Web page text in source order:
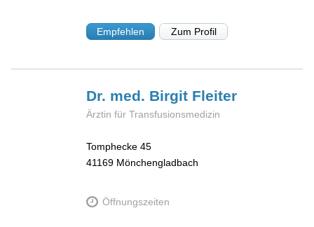
Empfehlen Zum Profil
Dr. med. Birgit Fleiter
Ärztin für Transfusionsmedizin
Tomphecke 45
41169 Mönchengladbach
Öffnungszeiten